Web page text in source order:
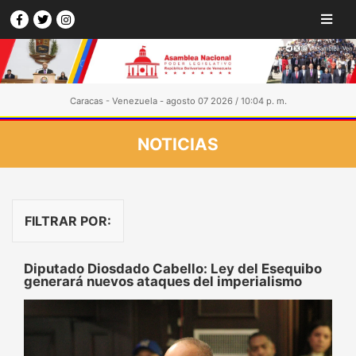
Caracas - Venezuela - agosto 07 2026 / 10:04 p. m.
NOTICIAS
FILTRAR POR:
Diputado Diosdado Cabello: Ley del Esequibo
generará nuevos ataques del imperialismo